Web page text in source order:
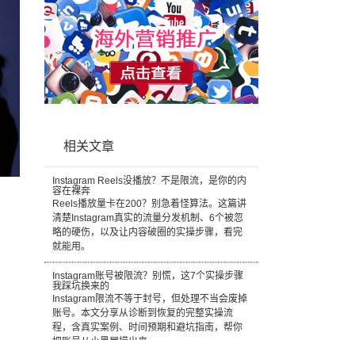
相关文章
Instagram Reels没播放？不是限流，是你的内
容在裸奔
Reels播放量卡在200？别急着怪算法。这篇讲
清楚Instagram真实的流量分发机制、6个被忽
略的硬伤，以及让内容破圈的实操步骤，看完
就能用。
Instagram账号被限流？别慌，这7个实操步骤
我踩坑换来的
Instagram限流不等于封号，但处理不当会废掉
账号。本文分享从诊断到恢复的完整实操流
程，含真实案例、时间预期和避坑指南，帮你